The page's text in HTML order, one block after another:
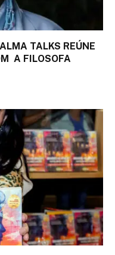
TALKS REÚNE
A FILOSOFA